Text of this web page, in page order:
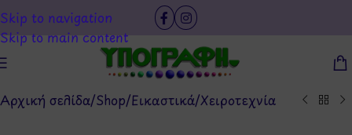
Skip to navigation
Skip to main content
Αρχική σελίδα/Shop/Εικαστικά/Χειροτεχνία